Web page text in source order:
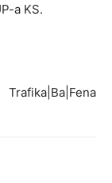
a KS.
Trafika|Ba|Fena